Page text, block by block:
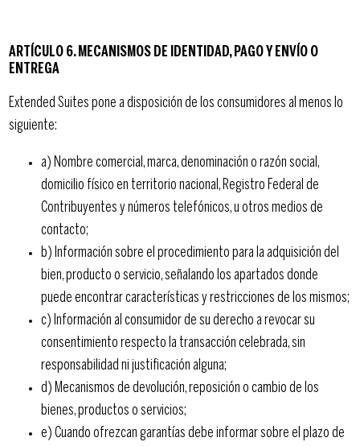
ARTÍCULO 6. MECANISMOS DE IDENTIDAD, PAGO Y ENVÍO O
ENTREGA
Extended Suites pone a disposición de los consumidores al menos lo
siguiente:
a) Nombre comercial, marca, denominación o razón social,
domicilio físico en territorio nacional, Registro Federal de
Contribuyentes y números telefónicos, u otros medios de
contacto;
b) Información sobre el procedimiento para la adquisición del
bien, producto o servicio, señalando los apartados donde
puede encontrar características y restricciones de los mismos;
c) Información al consumidor de su derecho a revocar su
consentimiento respecto la transacción celebrada, sin
responsabilidad ni justificación alguna;
d) Mecanismos de devolución, reposición o cambio de los
bienes, productos o servicios;
e) Cuando ofrezcan garantías debe informar sobre el plazo de